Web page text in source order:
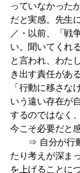
っていなかった
だと実感。先生
／・以前、「戦
い。聞いてくれ
と言われ、わた
き出す責任があ
「行動に移さな
いう遠い存在が
するのではなく
今こそ必要だと
⇒ 自分が行動
たり考えが深ま
を上げることに